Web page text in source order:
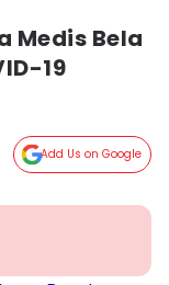
Medis Bela
19
Add Us on Google